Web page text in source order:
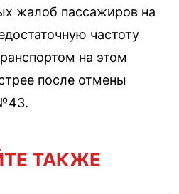
жалоб пассажиров на
частоту
на этом
после отмены
ТАКЖЕ